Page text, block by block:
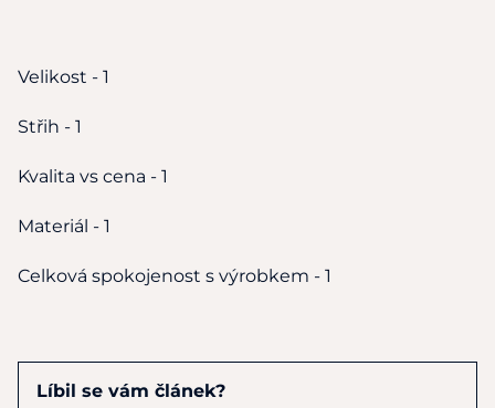
Velikost - 1
Střih - 1
Kvalita vs cena - 1
Materiál - 1
Celková spokojenost s výrobkem - 1
Líbil se vám článek?